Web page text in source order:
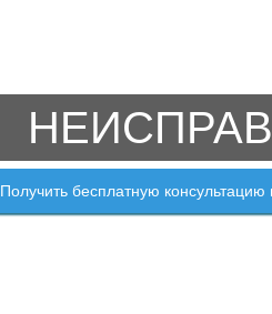
Получить бесплатную